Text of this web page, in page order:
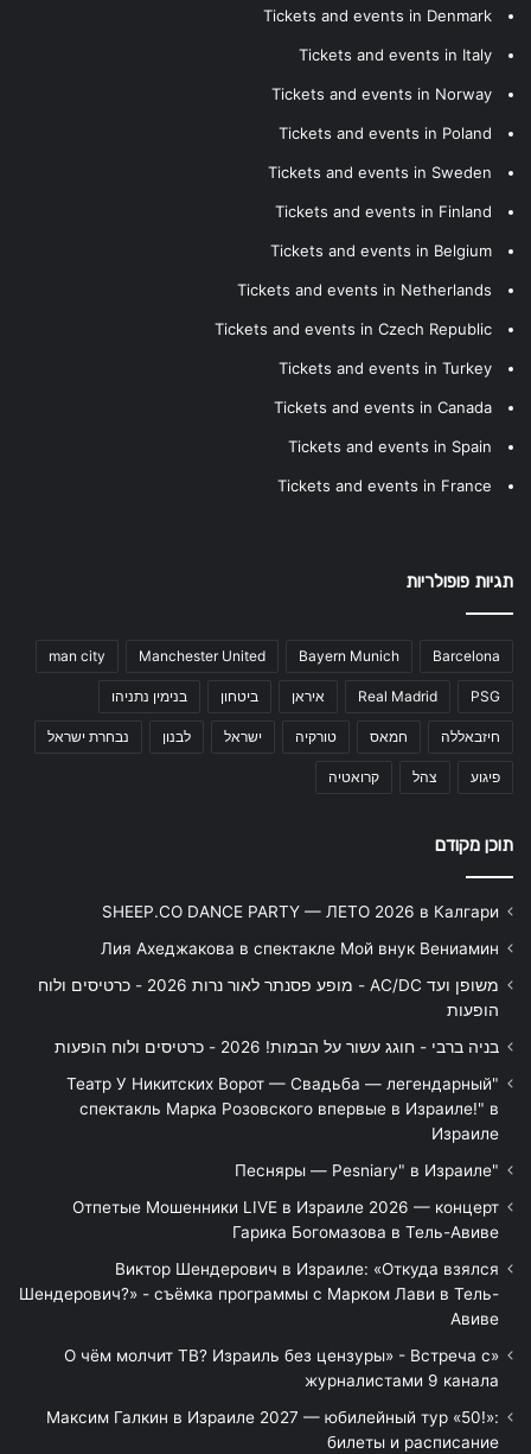
Tickets and events in Denmark
Tickets and events in Italy
Tickets and events in Norway
Tickets and events in Poland
Tickets and events in Sweden
Tickets and events in Finland
Tickets and events in Belgium
Tickets and events in Netherlands
Tickets and events in Czech Republic
Tickets and events in Turkey
Tickets and events in Canada
Tickets and events in Spain
Tickets and events in France
תגיות פופולריות
Barcelona
Bayern Munich
Manchester United
man city
PSG
Real Madrid איראן ביטחון בנימין נתניהו
חיזבאללה חמאס טורקיה ישראל לבנון נבחרת ישראל
פיגוע צהל קרואטיה
תוכן מקודם
SHEEP.CO DANCE PARTY — ЛЕТО 2026 в Калгари
Лия Ахеджакова в спектакле Мой внук Вениамин
משופן ועד AC/DC - מופע פסנתר לאור נרות 2026 - כרטיסים ולוח
הופעות
בניה ברבי - חוגג עשור על הבמות! 2026 - כרטיסים ולוח הופעות
"Театр У Никитских Ворот — Свадьба — легендарный
спектакль Марка Розовского впервые в Израиле!" в
Израиле
"Песняры — Pesniary" в Израиле
Отпетые Мошенники LIVE в Израиле 2026 — концерт
Гарика Богомазова в Тель-Авиве
Виктор Шендерович в Израиле: «Откуда взялся
Шендерович?» - съёмка программы с Марком Лави в Тель-
Авиве
«О чём молчит ТВ? Израиль без цензуры» - Встреча с
журналистами 9 канала
Максим Галкин в Израиле 2027 — юбилейный тур «50!»:
билеты и расписание